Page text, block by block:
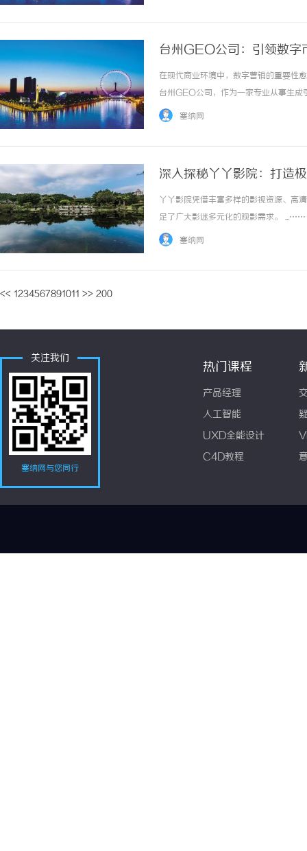
台州GEO公司：引领数字
在现代商业环境中，数字营销的重要性
台州GEO公司，作为一家专业从事生
络营销解决方案。本文将详细探讨GEO
塞纳网
深入探秘丫丫影院：打造
丫丫影院凭借丰富多样的影视资源、高
足了广大影迷多元化的观影需求。 ...……
塞纳网
<< 1234567891011 >> 200
关注我们
塞纳网与您同行
热门课程
产品经理
人工智能
UXD全能设计
C4D教程